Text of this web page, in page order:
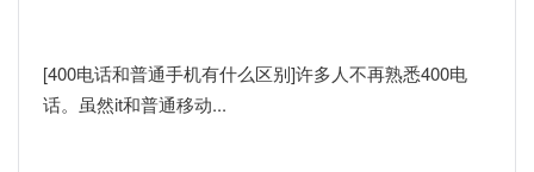
[400电话和普通手机有什么区别]许多人不再熟悉400电
话。虽然it和普通移动...